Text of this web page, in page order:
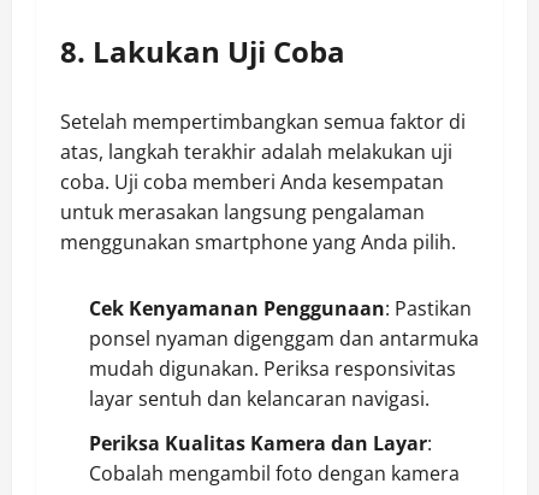
8. Lakukan Uji Coba
Setelah mempertimbangkan semua faktor di
atas, langkah terakhir adalah melakukan uji
coba. Uji coba memberi Anda kesempatan
untuk merasakan langsung pengalaman
menggunakan smartphone yang Anda pilih.
Cek Kenyamanan Penggunaan: Pastikan
ponsel nyaman digenggam dan antarmuka
mudah digunakan. Periksa responsivitas
layar sentuh dan kelancaran navigasi.
Periksa Kualitas Kamera dan Layar:
Cobalah mengambil foto dengan kamera